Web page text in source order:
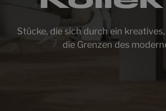
Stücke, die sich durch ein
die Grenzen des